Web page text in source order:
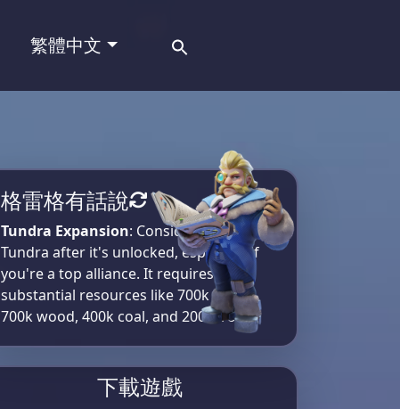
繁體中文
格雷格有話說
Tundra Expansion: Consider moving to
Tundra after it's unlocked, especially if
you're a top alliance. It requires
substantial resources like 700k meat,
700k wood, 400k coal, and 200k iron​
下載遊戲